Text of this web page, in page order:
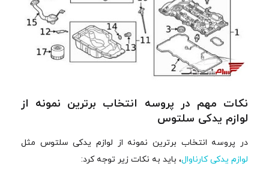
نکات مهم در پروسه انتخاب برترین نمونه از
لوازم یدکی سلتوس
در پروسه انتخاب برترین نمونه از لوازم یدکی سلتوس مثل
لوازم یدکی کارناوال، باید به نکات زیر توجه کرد: